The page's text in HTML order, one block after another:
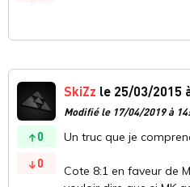
0
0
SkiZz le 25/03/2015
Modifié le 17/04/2019 à
Un truc que je
Cote 8:1 en faveur de